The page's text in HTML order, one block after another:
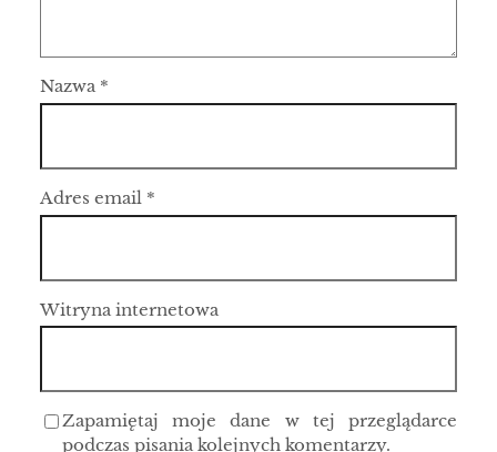
Nazwa *
Adres email *
Witryna internetowa
Zapamiętaj moje dane w tej przeglądarce
podczas pisania kolejnych komentarzy.